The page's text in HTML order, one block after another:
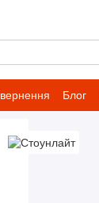
Блог